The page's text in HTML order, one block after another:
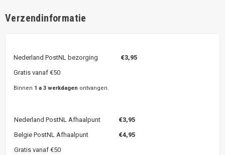
Verzendinformatie
Nederland PostNL bezorging €3,95
Gratis vanaf €50
Binnen 1 a 3 werkdagen ontvangen.
Nederland PostNL Afhaalpunt €3,95
Belgie PostNL Afhaalpunt
€4,95
Gratis vanaf €50